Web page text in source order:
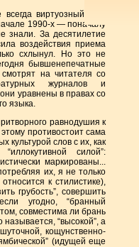
виртуозный, мат
1990-х — поначалу
знали. За десятилетие
воздействия приема
схлынул. Но это не
бывшенепечатные
на читателя со
журналов и
уравнены в правах со
языка.
равнодушия к
противостоит сама
культурой слов с их, как
силой”:
маркированы...
их, я не только
к стилистике),
грубость”, совершить
угодно, “бранный
совместима ли брань
“высокой”, а
кощунственно-
(идущей еще